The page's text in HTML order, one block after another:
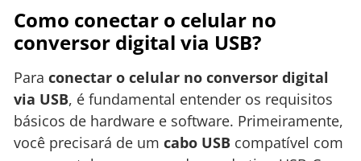
Como conectar o celular no
conversor digital via USB?
Para conectar o celular no conversor digital
via USB, é fundamental entender os requisitos
básicos de hardware e software. Primeiramente,
você precisará de um cabo USB compatível com